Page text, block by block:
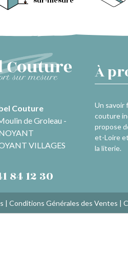
Couture
de Groleau -
VILLAGES
84 12 30
À
Un savoir
couture
propose
et-Loire
la literie.
| Conditions Générales des Ventes |